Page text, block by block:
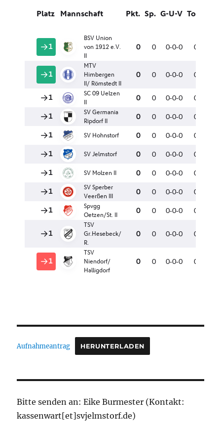
Aufnahmeantrag HERUNTERLADEN
Bitte senden an: Eike Burmester (Kontakt:
kassenwart[et]svjelmstorf.de)